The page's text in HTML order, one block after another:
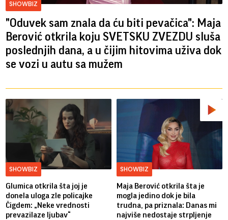
SHOWBIZ
"Oduvek sam znala da ću biti pevačica": Maja
Berović otkrila koju SVETSKU ZVEZDU sluša
poslednjih dana, a u čijim hitovima uživa dok
se vozi u autu sa mužem
SHOWBIZ
Glumica otkrila šta joj je
donela uloga zle policajke
Čigdem: „Neke vrednosti
prevazilaze ljubav“
SHOWBIZ
Maja Berović otkrila šta je
mogla jedino dok je bila
trudna, pa priznala: Danas mi
najviše nedostaje strpljenje